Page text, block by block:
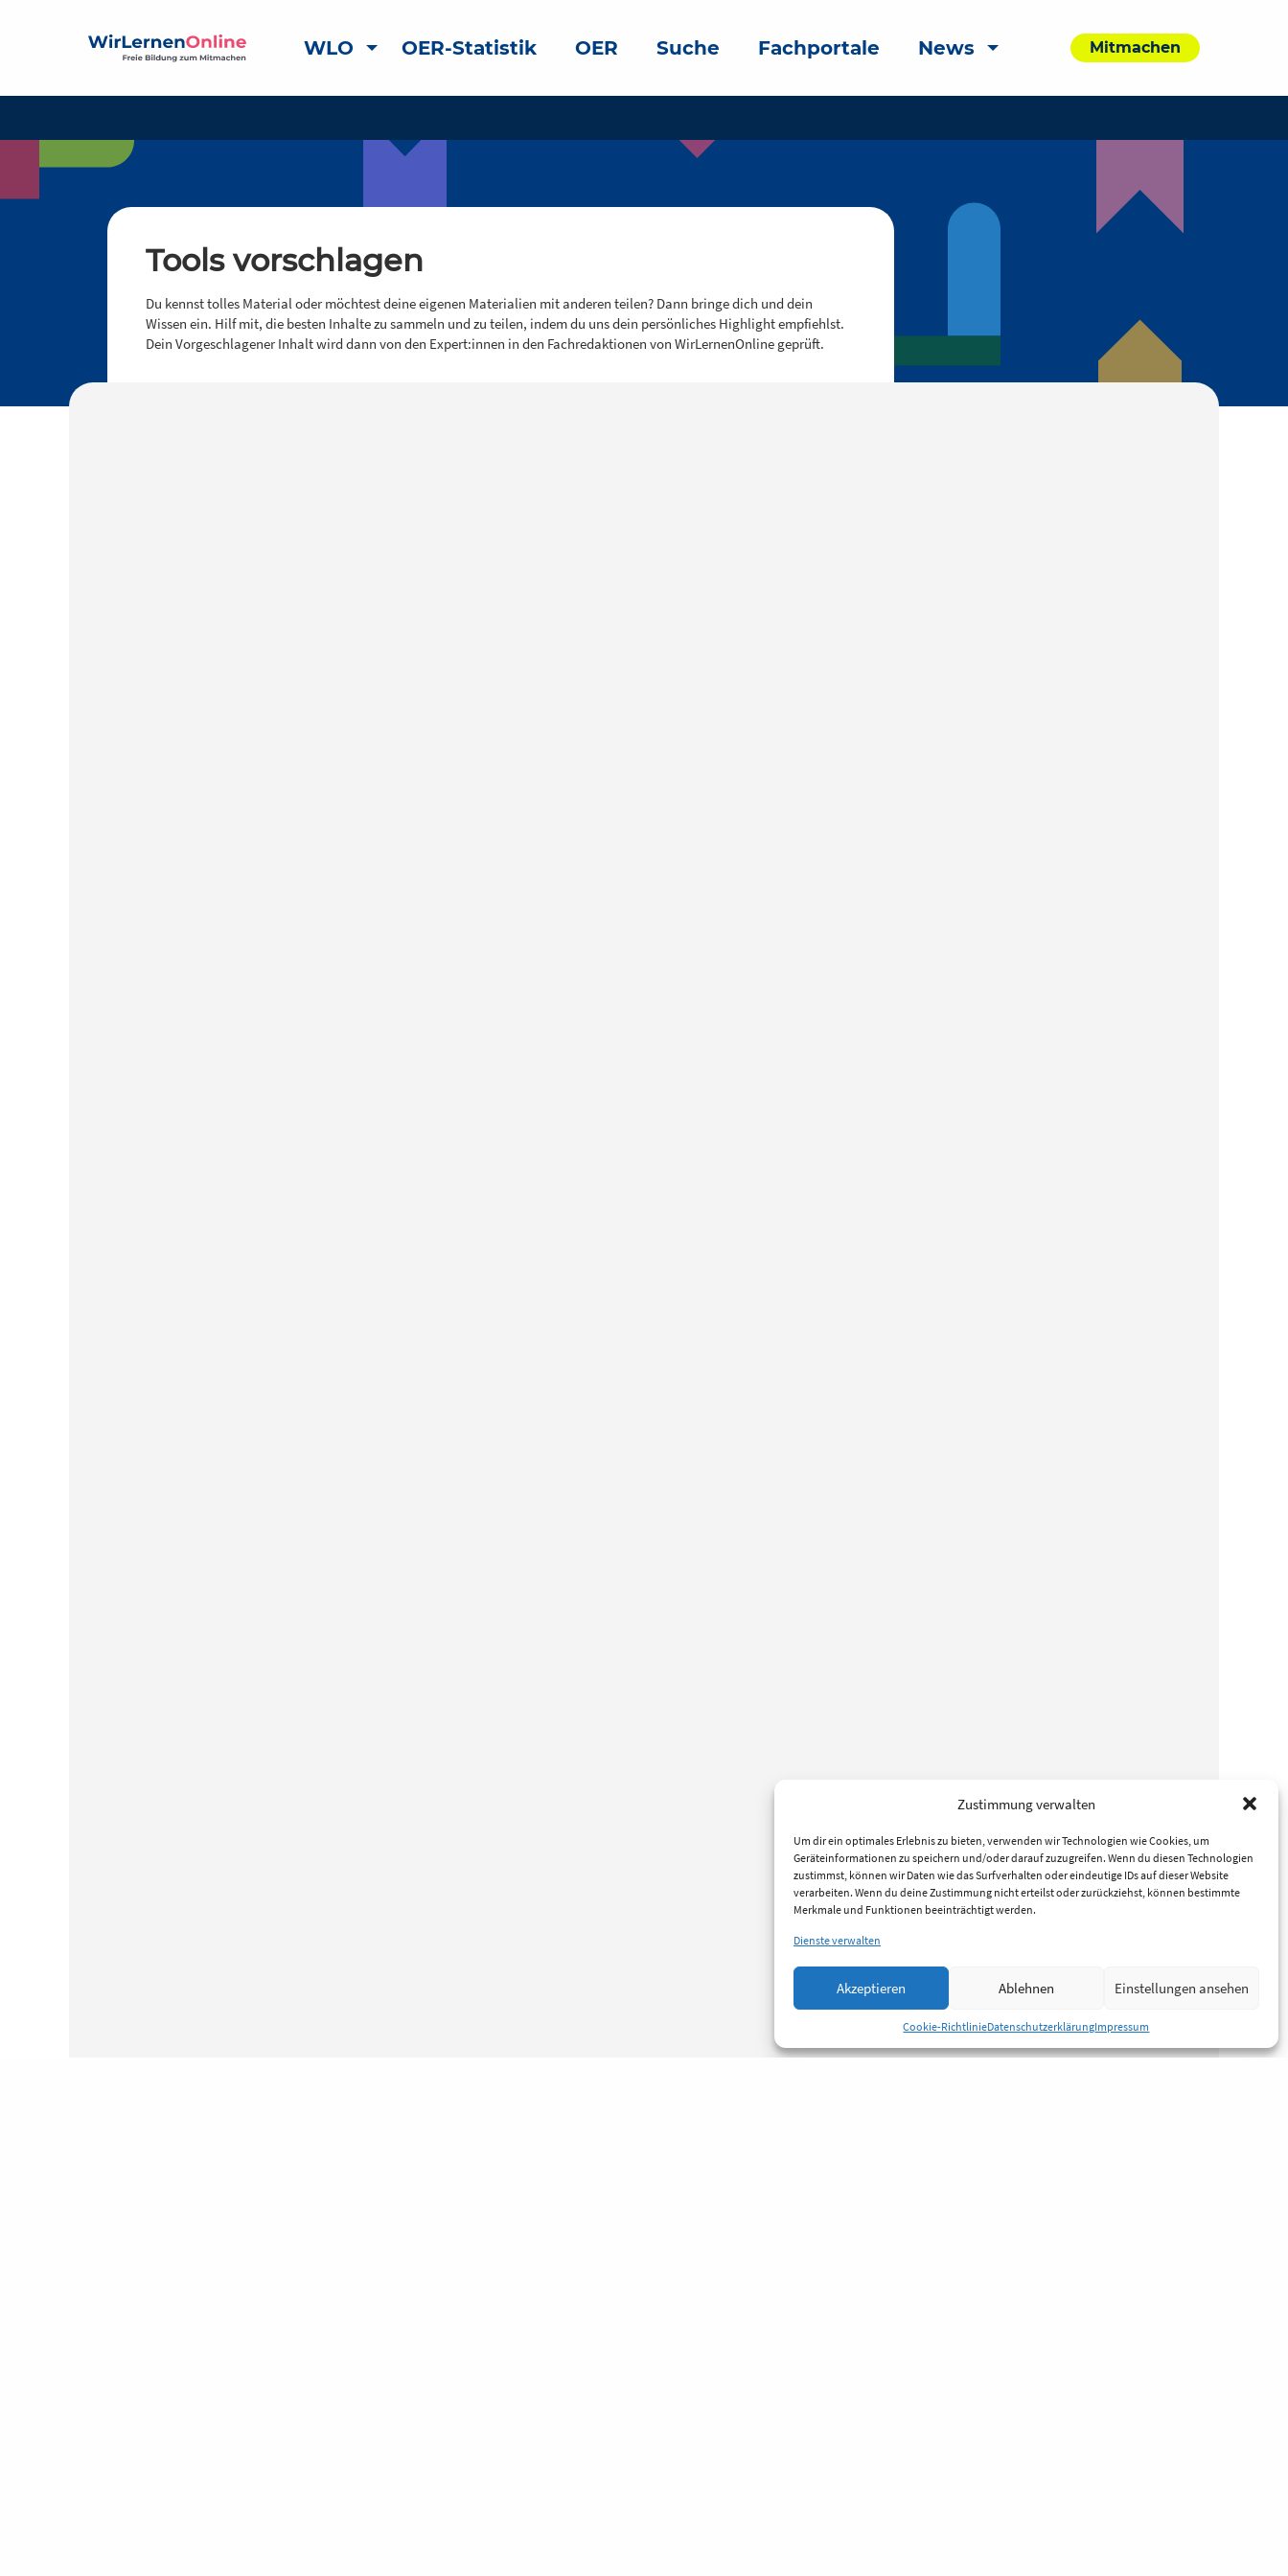
Zustimmung verwalten
Um dir ein optimales Erlebnis zu bieten, verwenden wir Technologien wie Cookies, um
Geräteinformationen zu speichern und/oder darauf zuzugreifen. Wenn du diesen Technologien
zustimmst, können wir Daten wie das Surfverhalten oder eindeutige IDs auf dieser Website
verarbeiten. Wenn du deine Zustimmung nicht erteilst oder zurückziehst, können bestimmte
Merkmale und Funktionen beeinträchtigt werden.
Dienste verwalten
Akzeptieren Ablehnen Einstellungen ansehen
Cookie-RichtlinieDatenschutzerklärungImpressum
WLO OER-Statistik OER Suche Fachportale News Mitmachen
Tools vorschlagen
Du kennst tolles Material oder möchtest deine eigenen Materialien mit anderen teilen? Dann bringe dich und dein
Wissen ein. Hilf mit, die besten Inhalte zu sammeln und zu teilen, indem du uns dein persönliches Highlight empfiehlst.
Dein Vorgeschlagener Inhalt wird dann von den Expert:innen in den Fachredaktionen von WirLernenOnline geprüft.